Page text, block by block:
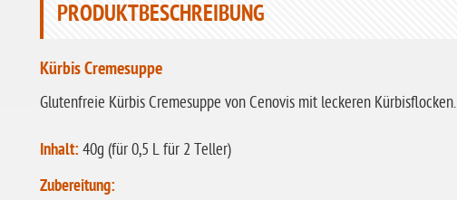
PRODUKTBESCHREIBUNG
Kürbis Cremesuppe
Glutenfreie Kürbis Cremesuppe von Cenovis mit leckeren Kürbisflocken.
Inhalt: 40g (für 0,5 L für 2 Teller)
Zubereitung: